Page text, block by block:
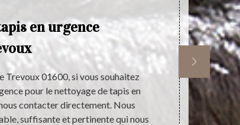
en urgence
Trevoux 01600, si vous souhaitez
pour le nettoyage de tapis en
contacter directement. Nous
suffisante et pertinente qui nous
Les
travaux
très
réaliser